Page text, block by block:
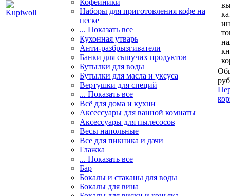
Кофейники
Наборы для приготовления кофе на
песке
... Показать все
Кухонная утварь
Анти-разбрызгиватели
Банки для сыпучих продуктов
Бутылки для воды
Бутылки для масла и уксуса
Вертушки для специй
... Показать все
Всё для дома и кухни
Аксессуары для ванной комнаты
Аксессуары для пылесосов
Весы напольные
Все для пикника и дачи
Глажка
... Показать все
Бар
Бокалы и стаканы для воды
Бокалы для вина